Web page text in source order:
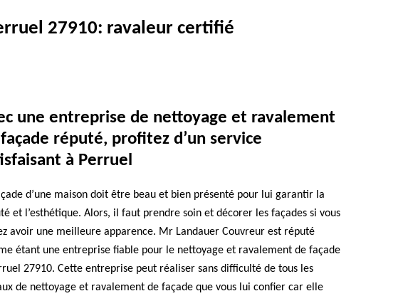
27910: ravaleur certifié
une entreprise de nettoyage et ravalement
réputé, profitez d’un service
à Perruel
d’une maison doit être beau et bien présenté pour lui garantir la
et l’esthétique. Alors, il faut prendre soin et décorer les façades si vous
avoir une meilleure apparence. Mr Landauer Couvreur est réputé
étant une entreprise fiable pour le nettoyage et ravalement de façade
27910. Cette entreprise peut réaliser sans difficulté de tous les
de nettoyage et ravalement de façade que vous lui confier car elle